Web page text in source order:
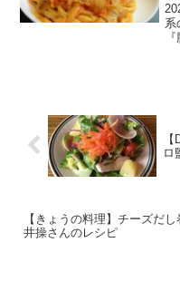
系
ロ
【きょうの料理】チーズだ
井操さんのレシピ